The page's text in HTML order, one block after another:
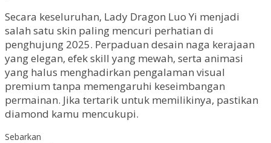
Secara keseluruhan, Lady Dragon Luo Yi menjadi
salah satu skin paling mencuri perhatian di
penghujung 2025. Perpaduan desain naga kerajaan
yang elegan, efek skill yang mewah, serta animasi
yang halus menghadirkan pengalaman visual
premium tanpa memengaruhi keseimbangan
permainan. Jika tertarik untuk memilikinya, pastikan
diamond kamu mencukupi.
Sebarkan